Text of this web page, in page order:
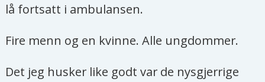
lå fortsatt i ambulansen.
Fire menn og en kvinne. Alle ungdommer.
Det jeg husker like godt var de nysgjerrige